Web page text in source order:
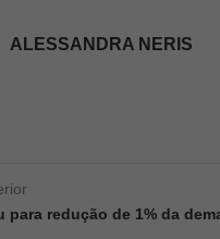
ALESSANDRA NERIS
para redução de 1% da